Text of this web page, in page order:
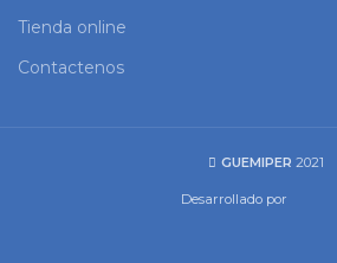
Tienda online
Contactenos
GUEMIPER 2021
Desarrollado por